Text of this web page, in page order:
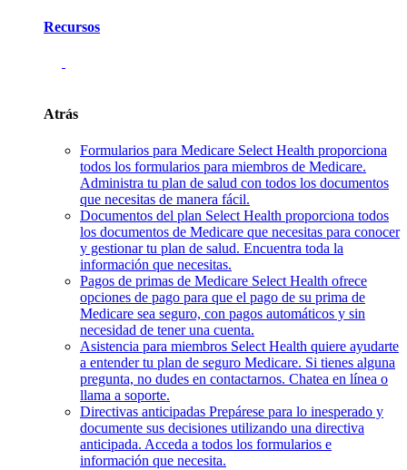
Recursos
Atrás
Formularios para Medicare Select Health proporciona
todos los formularios para miembros de Medicare.
Administra tu plan de salud con todos los documentos
que necesitas de manera fácil.
Documentos del plan Select Health proporciona todos
los documentos de Medicare que necesitas para conocer
y gestionar tu plan de salud. Encuentra toda la
información que necesitas.
Pagos de primas de Medicare Select Health ofrece
opciones de pago para que el pago de su prima de
Medicare sea seguro, con pagos automáticos y sin
necesidad de tener una cuenta.
Asistencia para miembros Select Health quiere ayudarte
a entender tu plan de seguro Medicare. Si tienes alguna
pregunta, no dudes en contactarnos. Chatea en línea o
llama a soporte.
Directivas anticipadas Prepárese para lo inesperado y
documente sus decisiones utilizando una directiva
anticipada. Acceda a todos los formularios e
información que necesita.